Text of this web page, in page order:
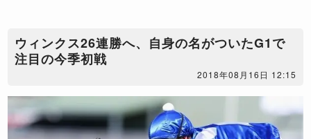
ウィンクス26連勝へ、自身の名がついたG1で
注目の今季初戦
2018年08月16日 12:15